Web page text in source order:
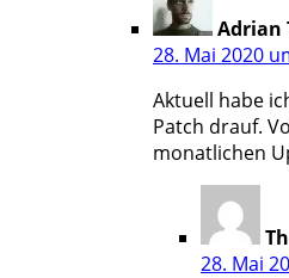
Adrian
28. Mai 2020
Aktuell habe
Patch drauf.
monatlichen
28. Mai